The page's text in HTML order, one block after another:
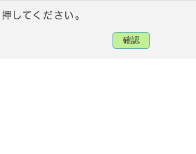
してください。
確認